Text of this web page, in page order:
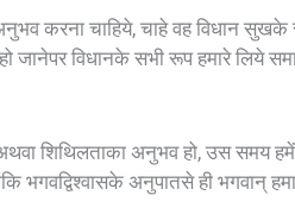
करना चाहिये, चाहे वह विधान
विधानके सभी रूप हमारे लिये
अथवा शिथिलताका अनुभव हो, उस समय हमें
भगवद्विश्वासके अनुपातसे ही भगवान्